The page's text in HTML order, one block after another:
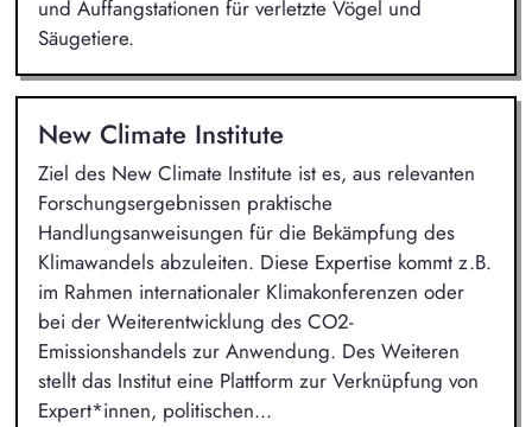
und Auffangstationen für verletzte Vögel und
Säugetiere.
New Climate Institute
Ziel des New Climate Institute ist es, aus relevanten
Forschungsergebnissen praktische
Handlungsanweisungen für die Bekämpfung des
Klimawandels abzuleiten. Diese Expertise kommt z.B.
im Rahmen internationaler Klimakonferenzen oder
bei der Weiterentwicklung des CO2-
Emissionshandels zur Anwendung. Des Weiteren
stellt das Institut eine Plattform zur Verknüpfung von
Expert*innen, politischen...